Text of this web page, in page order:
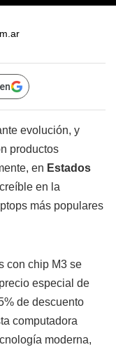
evolución, y
productos
en Estados
en la
más populares
con chip M3 se
especial de
de descuento
computadora
moderna,